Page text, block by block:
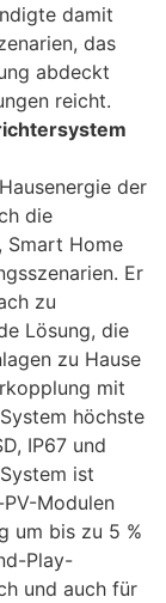
damit
das
abdeckt
reicht.
der
die
Smart Home
Er
zu
Lösung, die
zu Hause
mit
höchste
IP67 und
ist
Modulen
um bis zu 5 %
Play-
und auch für